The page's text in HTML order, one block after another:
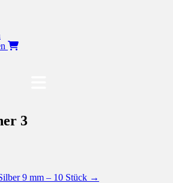
3
9 mm – 10 Stück →